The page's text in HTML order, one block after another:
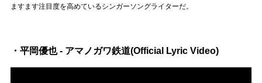
ますます注目度を高めているシンガーソングライターだ。
・平岡優也 - アマノガワ鉄道(Official Lyric Video)